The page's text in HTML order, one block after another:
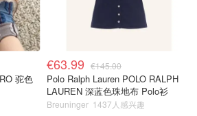
驼色
€63.99 €145.00
Polo Ralph Lauren POLO RALPH
LAUREN 深蓝色珠地布 Polo衫
Breuninger 1437人感兴趣